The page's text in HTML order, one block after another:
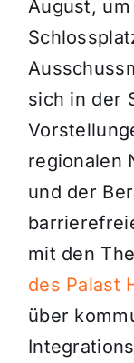
August, um
sich in der
regionalen
und der
mit den
des Palast
über